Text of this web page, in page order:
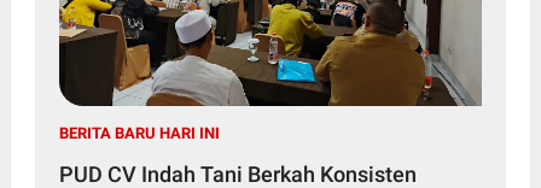
BERITA BARU HARI INI
PUD CV Indah Tani Berkah Konsisten